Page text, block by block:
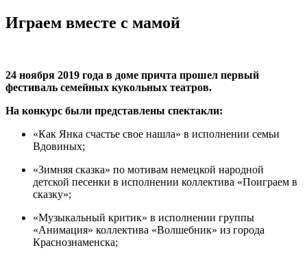
Играем вместе с мамой
24 ноября 2019 года в доме причта прошел первый
фестиваль семейных кукольных театров.
На конкурс были представлены спектакли:
«Как Янка счастье свое нашла» в исполнении семьи
Вдовиных;
«Зимняя сказка» по мотивам немецкой народной
детской песенки в исполнении коллектива «Поиграем в
сказку»;
«Музыкальный критик» в исполнении группы
«Анимация» коллектива «Волшебник» из города
Краснознаменска;